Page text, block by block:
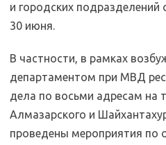
и городских
30 июня.
В частности, в рамках
департаментом при МВД
дела по восьми адресам на
Алмазарского и
проведены мероприятия по